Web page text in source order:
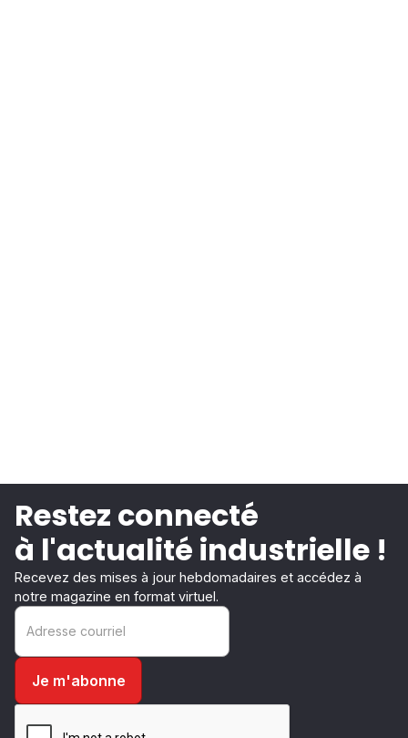
Restez connecté
à l'actualité industrielle !
Recevez des mises à jour hebdomadaires et accédez à
notre magazine en format virtuel.